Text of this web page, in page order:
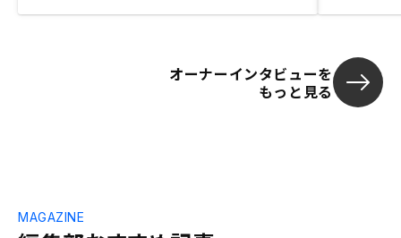
オーナーインタビューを
もっと見る
MAGAZINE